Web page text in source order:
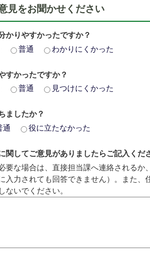
見をお聞かせください
かりやすかったですか？
普通 わかりにくかった
すかったですか？
普通 見つけにくかった
ましたか？
通 役に立たなかった
関してご意見がありましたらご記入くだ
要な場合は、直接担当課へ連絡されるか
入力されても回答できません）。また、
ないでください。